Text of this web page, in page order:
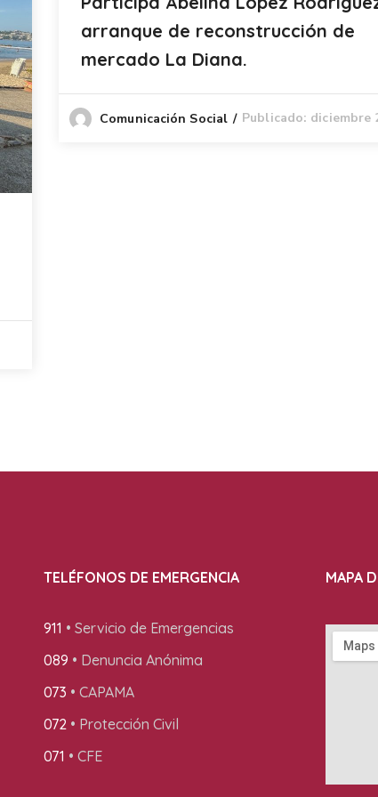
arranque de reconstrucción de
mercado La Diana.
Comunicación Social Publicado: diciembre
TELÉFONOS DE EMERGENCIA
911 • Servicio de Emergencias
089 • Denuncia Anónima
073 • CAPAMA
072 • Protección Civil
071 • CFE
MAPA